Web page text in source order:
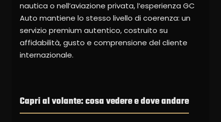
nautica o nell’aviazione privata, l’esperienza GC
Auto mantiene lo stesso livello di coerenza: un
servizio premium autentico, costruito su
affidabilità, gusto e comprensione del cliente
internazionale.
Capri al volante: cosa vedere e dove andare